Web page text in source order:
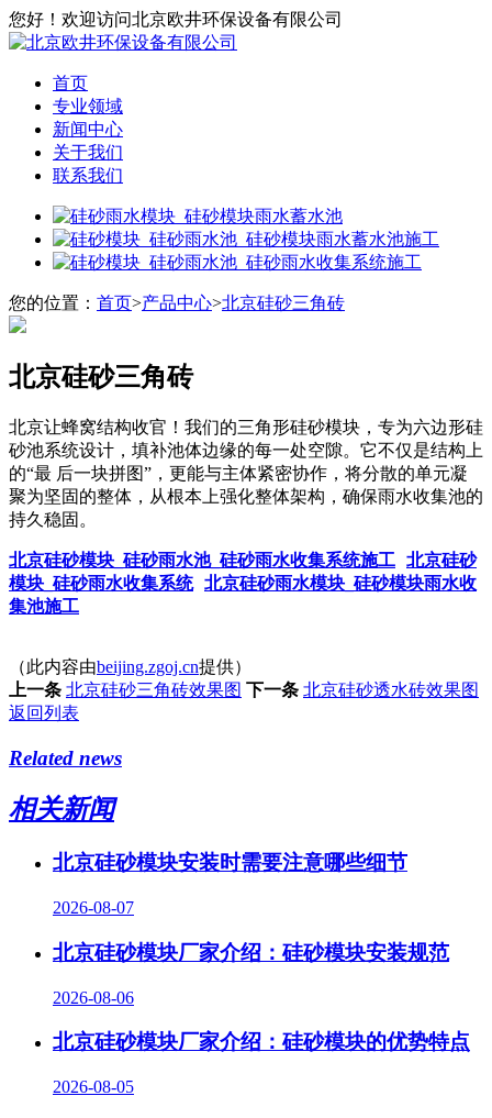
您好！欢迎访问北京欧井环保设备有限公司
首页
专业领域
新闻中心
关于我们
联系我们
您的位置： 首页>产品中心>北京硅砂三角砖
北京硅砂三角砖
北京让蜂窝结构收官！我们的三角形硅砂模块，专为六边形硅
砂池系统设计，填补池体边缘的每一处空隙。它不仅是结构上
的“最 后一块拼图”，更能与主体紧密协作，将分散的单元凝
聚为坚固的整体，从根本上强化整体架构，确保雨水收集池的
持久稳固。
北京硅砂模块_硅砂雨水池_硅砂雨水收集系统施工 北京硅砂
模块_硅砂雨水收集系统 北京硅砂雨水模块_硅砂模块雨水收
集池施工
（此内容由beijing.zgoj.cn提供）
上一条 北京硅砂三角砖效果图 下一条 北京硅砂透水砖效果图
返回列表
Related news
相关新闻
北京硅砂模块安装时需要注意哪些细节
2026-08-07
北京硅砂模块厂家介绍：硅砂模块安装规范
2026-08-06
北京硅砂模块厂家介绍：硅砂模块的优势特点
2026-08-05